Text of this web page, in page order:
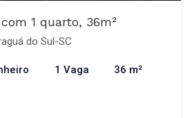
1 quarto, 36m²
do Sul-SC
1 Vaga 36 m²